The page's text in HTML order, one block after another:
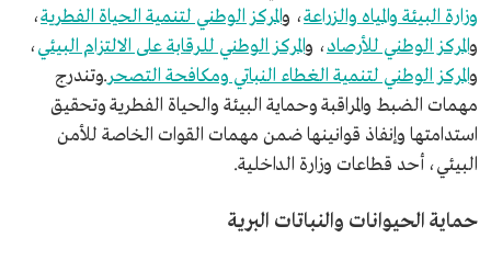
وزارة البيئة والمياه والزراعة، والمركز الوطني لتنمية الحياة الفطرية،
والمركز الوطني للأرصاد، والمركز الوطني للرقابة على الالتزام البيئي،
والمركز الوطني لتنمية الغطاء النباتي ومكافحة التصحر.وتندرج
مهمات الضبط والمراقبة وحماية البيئة والحياة الفطرية وتحقيق
استدامتها وإنفاذ قوانينها ضمن مهمات القوات الخاصة للأمن
البيئي، أحد قطاعات وزارة الداخلية.
حماية الحيوانات والنباتات البرية